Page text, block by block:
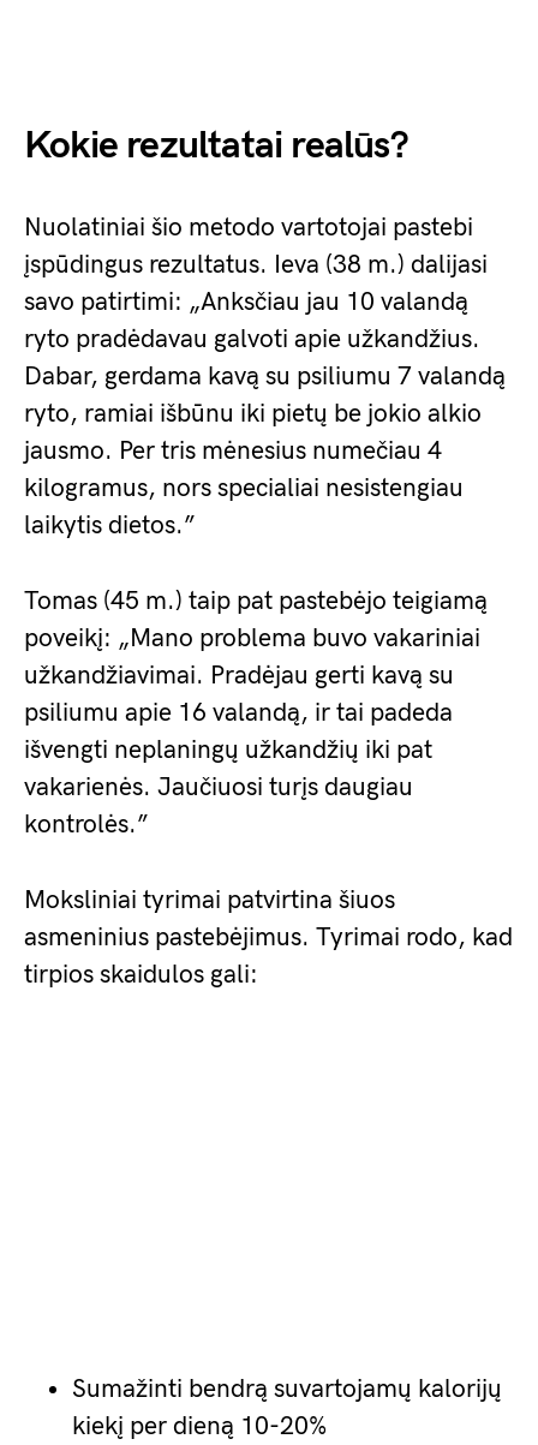
Kokie rezultatai realūs?
Nuolatiniai šio metodo vartotojai pastebi
įspūdingus rezultatus. Ieva (38 m.) dalijasi
savo patirtimi: „Anksčiau jau 10 valandą
ryto pradėdavau galvoti apie užkandžius.
Dabar, gerdama kavą su psiliumu 7 valandą
ryto, ramiai išbūnu iki pietų be jokio alkio
jausmo. Per tris mėnesius numečiau 4
kilogramus, nors specialiai nesistengiau
laikytis dietos.”
Tomas (45 m.) taip pat pastebėjo teigiamą
poveikį: „Mano problema buvo vakariniai
užkandžiavimai. Pradėjau gerti kavą su
psiliumu apie 16 valandą, ir tai padeda
išvengti neplaningų užkandžių iki pat
vakarienės. Jaučiuosi turįs daugiau
kontrolės.”
Moksliniai tyrimai patvirtina šiuos
asmeninius pastebėjimus. Tyrimai rodo, kad
tirpios skaidulos gali:
Sumažinti bendrą suvartojamų kalorijų
kiekį per dieną 10-20%